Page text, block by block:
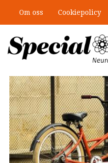
huvudinnehåll
Om oss Cookiepolicy
”Jobbet
stödet bort”